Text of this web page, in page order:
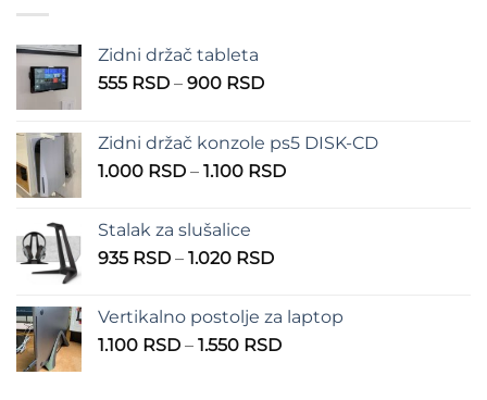
Zidni držač tableta
555 RSD – 900 RSDRaspon
555 RSD
do
Zidni držač konzole ps5 DISK-CD
1.000 RSD – 1.100 RSDRaspon
Stalak za slušalice
935 RSD – 1.020 RSDRaspon
935 RSD
do
Vertikalno postolje za laptop
1.100 RSD – 1.550 RSDRaspon